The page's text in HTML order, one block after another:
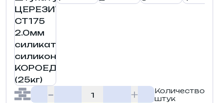
Количество
штук